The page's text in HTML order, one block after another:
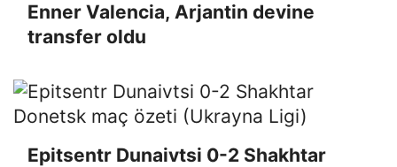
Enner Valencia, Arjantin devine
transfer oldu
Epitsentr Dunaivtsi 0-2 Shakhtar